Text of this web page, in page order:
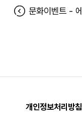
개인정보처리방침